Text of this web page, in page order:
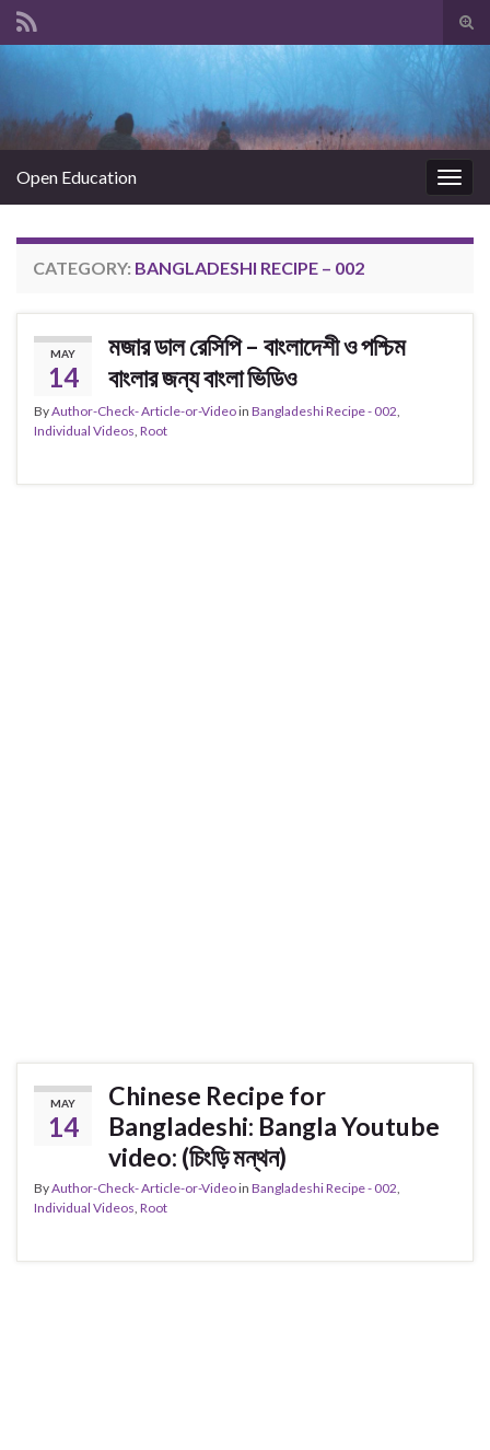
Open Education
CATEGORY: BANGLADESHI RECIPE – 002
MAY
14
মজার ডাল রেসিপি – বাংলাদেশী ও পশ্চিম
বাংলার জন্য বাংলা ভিডিও
ByAuthor-Check- Article-or-Videoin Bangladeshi Recipe - 002
Individual Videos Root
MAY
14
Chinese Recipe for
Bangladeshi: Bangla Youtube
video: (চিংড়ি মন্থন)
ByAuthor-Check- Article-or-Videoin Bangladeshi Recipe - 002
Individual Videos Root